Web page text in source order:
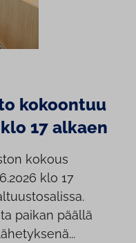
kokoontuu
17 alkaen
kokous
klo 17
paikan päällä